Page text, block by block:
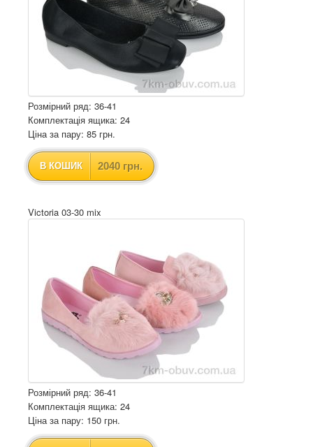
Розмірний ряд: 36-41
Комплектація ящика: 24
Ціна за пару: 85 грн.
В КОШИК 2040 грн.
Victoria 03-30 mix
Розмірний ряд: 36-41
Комплектація ящика: 24
Ціна за пару: 150 грн.